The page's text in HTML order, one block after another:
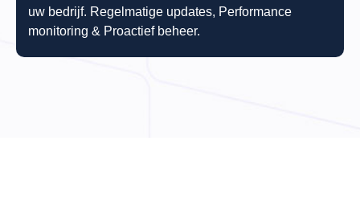
uw bedrijf. Regelmatige updates, Performance
monitoring & Proactief beheer.